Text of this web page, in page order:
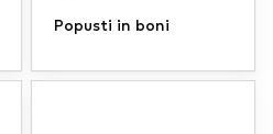
Popusti in boni